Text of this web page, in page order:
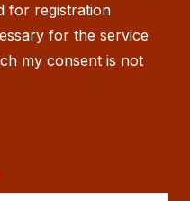
for registration
for the service
my consent is not